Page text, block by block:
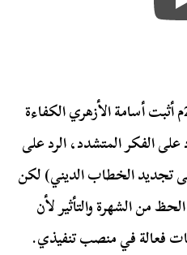
وتلك المرحلة بين 2013م و 2018م أثبت أسامة الأزهري الكفاءة
على الفكر المتشدد، الرد على
تجديد الخطاب الديني) لكن
من الشهرة والتأثير لأن
فعالة في منصب تنفيذي.